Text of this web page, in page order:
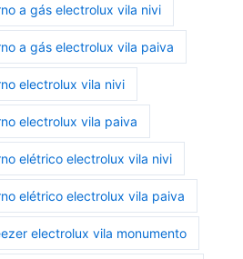
a gás electrolux vila nivi
a gás electrolux vila paiva
electrolux vila nivi
electrolux vila paiva
elétrico electrolux vila nivi
elétrico electrolux vila paiva
electrolux vila monumento